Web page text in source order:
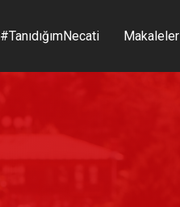
#TanıdığımNecati Makaleler